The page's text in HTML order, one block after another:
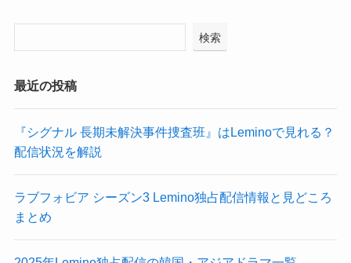
検索
最近の投稿
『シグナル 長期未解決事件捜査班』はLeminoで見れる？
配信状況を解説
ラブフォビア シーズン3 Lemino独占配信情報と見どころ
まとめ